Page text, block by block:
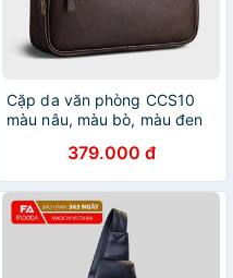
Cặp da văn phòng CCS10
màu nâu, màu bò, màu đen
379.000 đ